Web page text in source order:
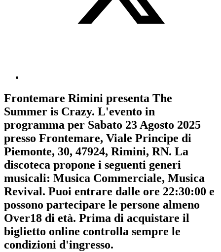
Frontemare Rimini presenta The
Summer is Crazy. L'evento in
programma per Sabato 23 Agosto 2025
presso Frontemare, Viale Principe di
Piemonte, 30, 47924, Rimini, RN. La
discoteca propone i seguenti generi
musicali: Musica Commerciale, Musica
Revival. Puoi entrare dalle ore 22:30:00 e
possono partecipare le persone almeno
Over18 di età. Prima di acquistare il
biglietto online controlla sempre le
condizioni d'ingresso.